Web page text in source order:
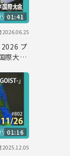
01:41
2026.06.25
2026 プ
際大会
01:16
2025.12.05